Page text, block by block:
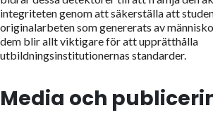
integriteten genom att säkerställa att
originalarbeten som genererats av
dem blir allt viktigare för att upprätthålla
utbildningsinstitutionernas standarder.
Media och